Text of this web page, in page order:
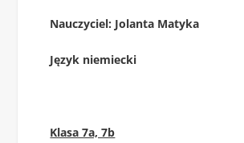
Nauczyciel: Jolanta Matyka
Język niemiecki
Klasa 7a, 7b